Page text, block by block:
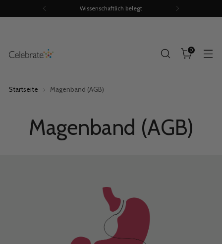
Staffelrabatte von bis zu 15%
0
Startseite Magenband (AGB)
Magenband (AGB)